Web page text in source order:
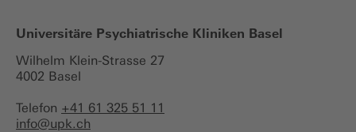
Universitäre Psychiatrische Kliniken Basel
Wilhelm Klein-Strasse 27
4002 Basel
Telefon +41 61 325 51 11
info@upk.ch